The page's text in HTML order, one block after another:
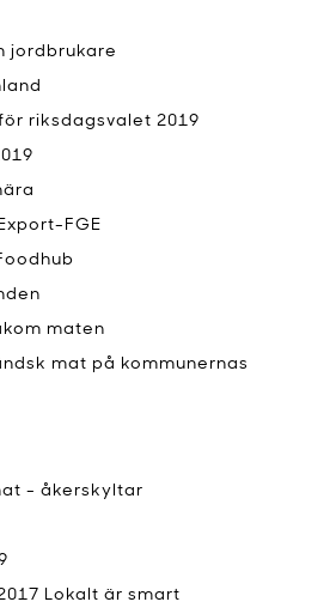
jordbrukare
riksdagsvalet 2019
FGE
maten
mat på kommunernas
- åkerskyltar
Lokalt är smart